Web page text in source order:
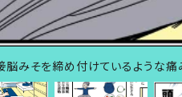
みそを締め付けているような